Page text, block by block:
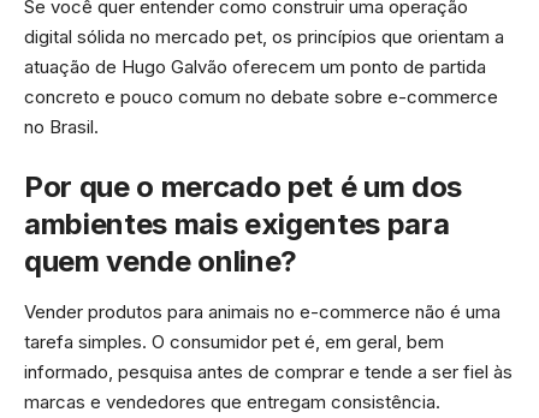
Se você quer entender como construir uma operação
digital sólida no mercado pet, os princípios que orientam a
atuação de Hugo Galvão oferecem um ponto de partida
concreto e pouco comum no debate sobre e-commerce
no Brasil.
Por que o mercado pet é um dos
ambientes mais exigentes para
quem vende online?
Vender produtos para animais no e-commerce não é uma
tarefa simples. O consumidor pet é, em geral, bem
informado, pesquisa antes de comprar e tende a ser fiel às
marcas e vendedores que entregam consistência.